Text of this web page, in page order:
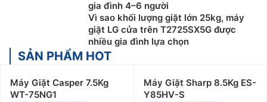
gia đình 4–6 người
Vì sao khối lượng giặt lớn 25kg, máy
giặt LG cửa trên T2725SX5G được
nhiều gia đình lựa chọn
SẢN PHẨM HOT
Máy Giặt Casper 7.5Kg
WT-75NG1
Máy Giặt Sharp 8.5Kg ES-
Y85HV-S